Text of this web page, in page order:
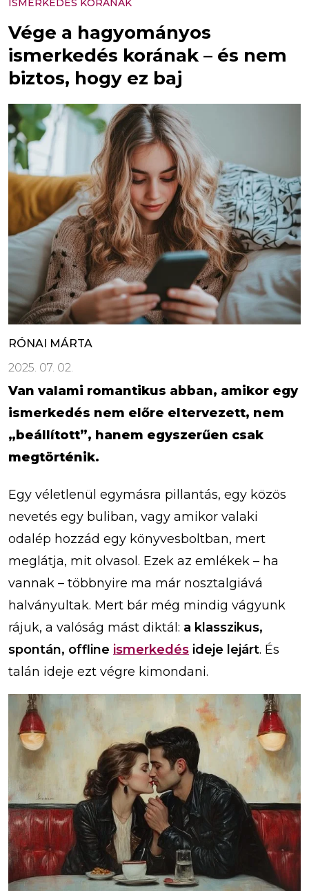
ISMERKEDÉS KORÁNAK
Vége a hagyományos
ismerkedés korának – és nem
biztos, hogy ez baj
RÓNAI MÁRTA
2025. 07. 02.
Van valami romantikus abban, amikor egy
ismerkedés nem előre eltervezett, nem
„beállított”, hanem egyszerűen csak
megtörténik.
Egy véletlenül egymásra pillantás, egy közös
nevetés egy buliban, vagy amikor valaki
odalép hozzád egy könyvesboltban, mert
meglátja, mit olvasol. Ezek az emlékek – ha
vannak – többnyire ma már nosztalgiává
halványultak. Mert bár még mindig vágyunk
rájuk, a valóság mást diktál: a klasszikus,
spontán, offline ismerkedés ideje lejárt. És
talán ideje ezt végre kimondani.